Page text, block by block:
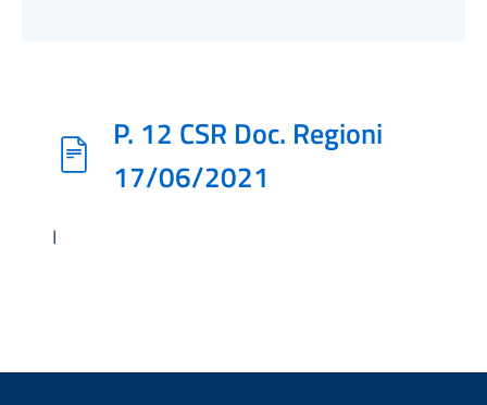
P. 12 CSR Doc. Regioni
17/06/2021
I